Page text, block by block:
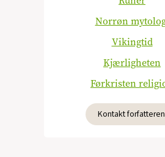
Norrøn
Vikingtid
Kjærligheten
Førkristen
Kontakt